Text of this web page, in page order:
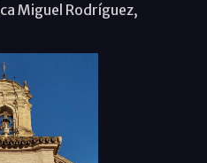
Miguel Rodríguez,